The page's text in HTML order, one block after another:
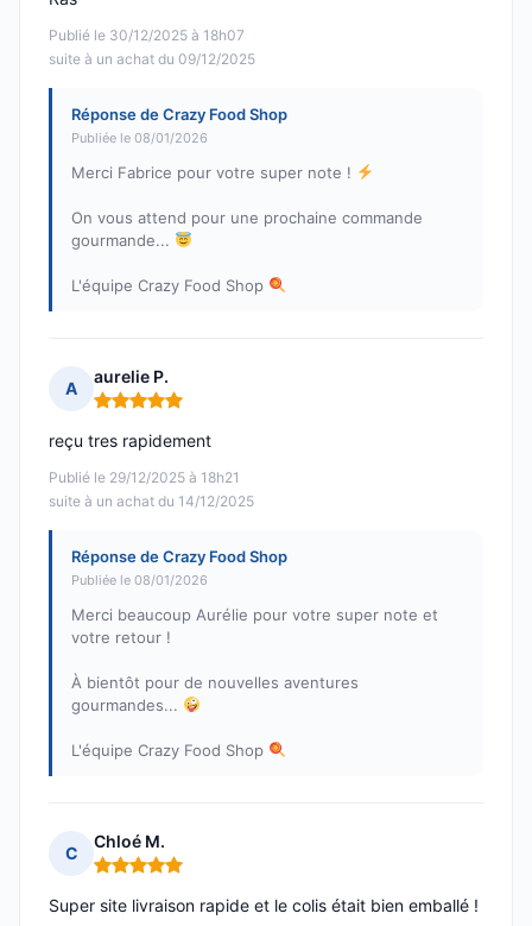
Publié le 30/12/2025 à 18h07
suite à un achat du 09/12/2025
Réponse de Crazy Food Shop
Publiée le 08/01/2026
Merci Fabrice pour votre super note !
On vous attend pour une prochaine commande
gourmande...
L'équipe Crazy Food Shop
A
aurelie P.
Note : 5 sur 5
Publié le 29/12/2025 à 18h21
suite à un achat du 14/12/2025
reçu tres rapidement
Réponse de Crazy Food Shop
Publiée le 08/01/2026
Merci beaucoup Aurélie pour votre super note et
votre retour !
À bientôt pour de nouvelles aventures
gourmandes...
L'équipe Crazy Food Shop
C
Chloé M.
Note : 5 sur 5
Super site livraison rapide et le colis était bien emballé !